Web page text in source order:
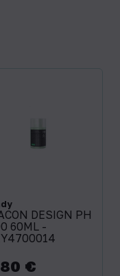
DESIGN PH
60ML -
€